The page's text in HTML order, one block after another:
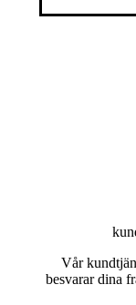
Vår
besvarar dina